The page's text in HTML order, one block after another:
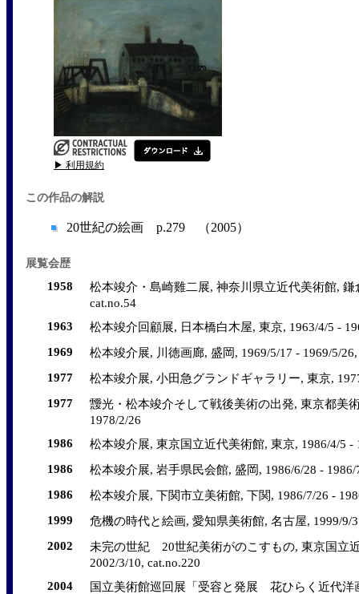
▶ 利用規約
この作品の解説
20世紀の絵画 p.279 （2005）
展覧会歴
1958
松本竣介・島崎雞二展, 神奈川県立近代美術館, 鎌
cat.no.54
1963
松本竣介回顧展, 日本橋白木屋, 東京, 1963/4/5 -
1969
松本竣介展, 川徳画廊, 盛岡, 1969/5/17 - 1969/5/26,
1977
松本竣介展, 小田急グランドギャラリー, 東京,
1977
靉光・松本竣介そして戦後美術の出発, 東京都美
1978/2/26
1986
松本竣介展, 東京国立近代美術館, 東京, 1986/4/5 -
1986
松本竣介展, 岩手県民会館, 盛岡, 1986/6/28 - 1986/
1986
松本竣介展, 下関市立美術館, 下関, 1986/7/26 -
1999
危機の時代と絵画, 愛知県美術館, 名古屋, 1999/9/
2002
未完の世紀 20世紀美術がのこすもの, 東京国立
2002/3/10, cat.no.220
2004
国立美術館巡回展「受容と発展 花ひらく近代洋